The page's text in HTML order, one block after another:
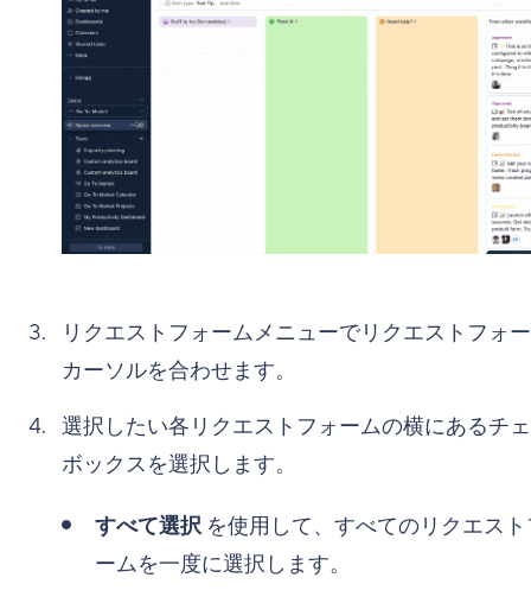
リクエストフォームメニューでリクエストフォ
カーソルを合わせます。
選択したい各リクエストフォームの横にあるチ
ボックスを選択します。
すべて選択を使用して、すべてのリクエス
ームを一度に選択します。